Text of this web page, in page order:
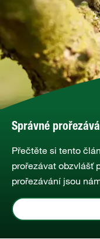
Správné
Přečtěte si tento
prořezávat obzvlášť
prořezávání jsou